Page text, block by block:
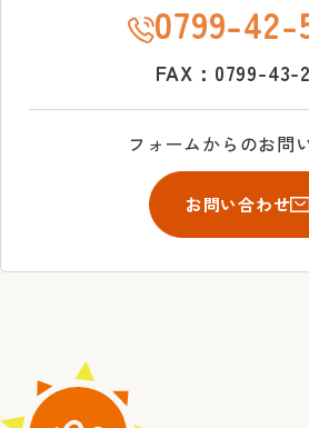
0799-42-
FAX：0799-43-
フォームからのお問
お問い合わせ